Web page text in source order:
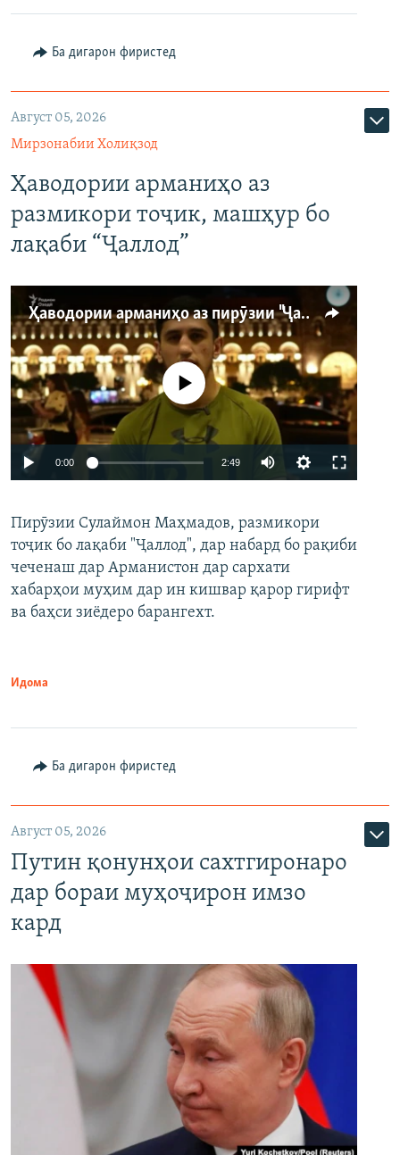
Ба дигарон фиристед
Август 05, 2026
Мирзонабии Холиқзод
Ҳаводории арманиҳо аз
размикори тоҷик, машҳур бо
лақаби “Ҷаллод”
Ҳаводории арманиҳо аз пирӯзии "Ҷаллод"-и тоҷик
Auto 240p 360p 480p
720p 1080p
Феълан кор намекунад
0:00 2:49
360p
480p
Пирӯзии Сулаймон Маҳмадов, размикори
тоҷик бо лақаби "Ҷаллод", дар набард бо рақиби
чеченаш дар Арманистон дар сархати
хабарҳои муҳим дар ин кишвар қарор гирифт
ва баҳси зиёдеро барангехт.
Идома
Ба дигарон фиристед
Август 05, 2026
Путин қонунҳои сахтгиронаро
дар бораи муҳоҷирон имзо
кард